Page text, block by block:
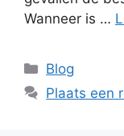
Wanneer is …
Categorieën
Blog
Plaats een